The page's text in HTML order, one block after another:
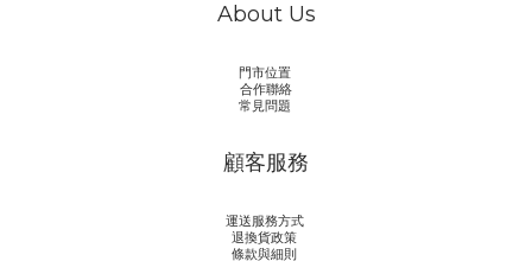
About Us
門市位置
合作聯絡
常見問題
顧客服務
運送服務方式
退換貨政策
條款與細則